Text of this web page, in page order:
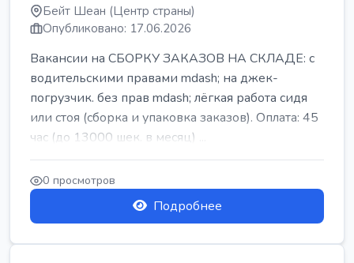
Бейт Шеан (Центр страны)
Опубликовано: 17.06.2026
Вакансии на СБОРКУ ЗАКАЗОВ НА СКЛАДЕ: с
водительскими правами mdash; на джек-
погрузчик. без прав mdash; лёгкая работа сидя
или стоя (сборка и упаковка заказов). Оплата: 45
час (до 13000 шек. в месяц) ...
0 просмотров
Подробнее